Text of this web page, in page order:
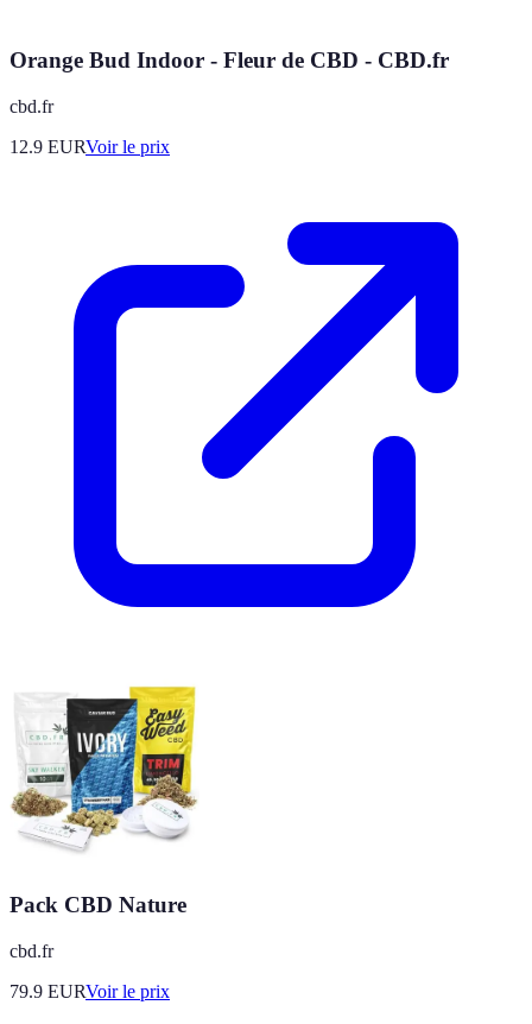
Orange Bud Indoor - Fleur de CBD - CBD.fr
cbd.fr
12.9 EURVoir le prix
Pack CBD Nature
cbd.fr
79.9 EURVoir le prix